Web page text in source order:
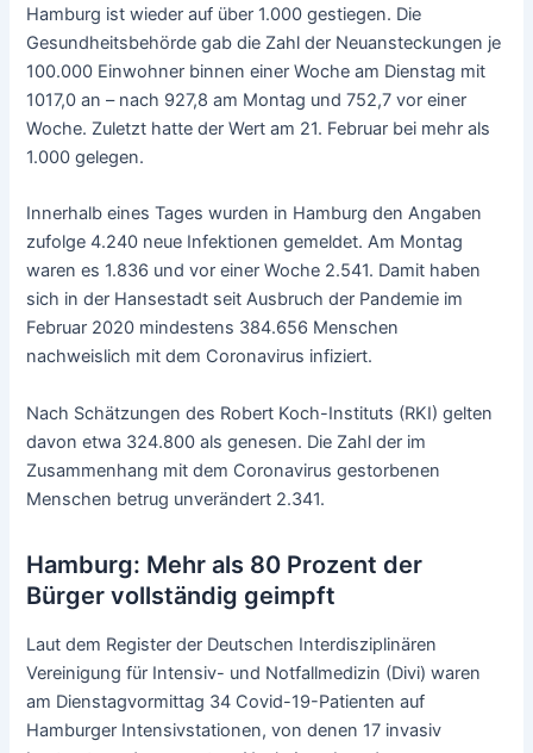
Hamburg ist wieder auf über 1.000 gestiegen. Die
Gesundheitsbehörde gab die Zahl der Neuansteckungen je
100.000 Einwohner binnen einer Woche am Dienstag mit
1017,0 an – nach 927,8 am Montag und 752,7 vor einer
Woche. Zuletzt hatte der Wert am 21. Februar bei mehr als
1.000 gelegen.
Innerhalb eines Tages wurden in Hamburg den Angaben
zufolge 4.240 neue Infektionen gemeldet. Am Montag
waren es 1.836 und vor einer Woche 2.541. Damit haben
sich in der Hansestadt seit Ausbruch der Pandemie im
Februar 2020 mindestens 384.656 Menschen
nachweislich mit dem Coronavirus infiziert.
Nach Schätzungen des Robert Koch-Instituts (RKI) gelten
davon etwa 324.800 als genesen. Die Zahl der im
Zusammenhang mit dem Coronavirus gestorbenen
Menschen betrug unverändert 2.341.
Hamburg: Mehr als 80 Prozent der
Bürger vollständig geimpft
Laut dem Register der Deutschen Interdisziplinären
Vereinigung für Intensiv- und Notfallmedizin (Divi) waren
am Dienstagvormittag 34 Covid-19-Patienten auf
Hamburger Intensivstationen, von denen 17 invasiv